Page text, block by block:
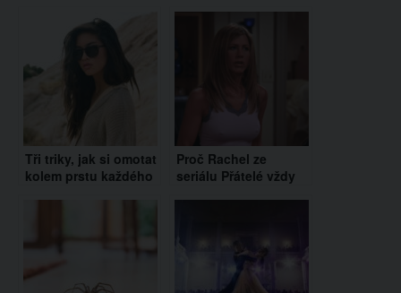
Tři triky, jak si omotat
kolem prstu každého
Proč Rachel ze
seriálu Přátelé vždy